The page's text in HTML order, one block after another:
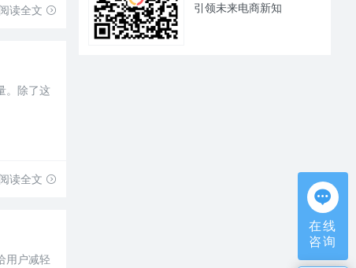
阅读全文
。除了这
阅读全文
用户减轻
引领未来电商新知
在线
咨询